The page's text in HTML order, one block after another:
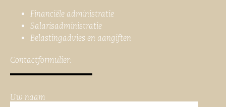
Financiële administratie
Salarisadministratie
Belastingadvies en aangiften
Contactformulier:
Uw naam